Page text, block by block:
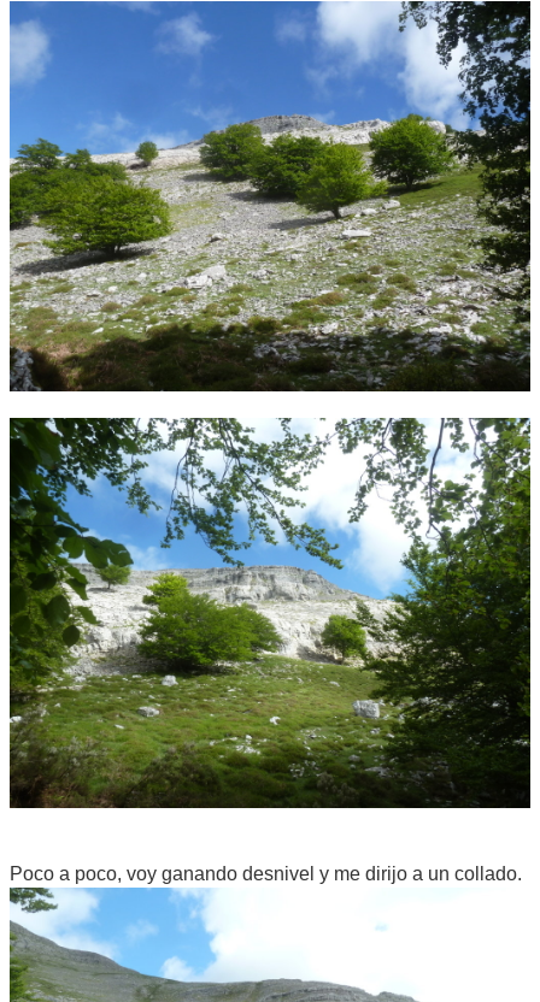
Poco a poco, voy ganando desnivel y me dirijo a un collado.